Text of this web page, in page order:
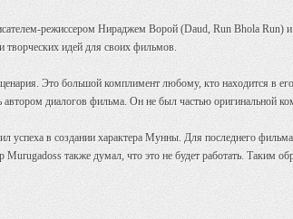
режиссером Нираджем Ворой (Daud, Run Bhola
творческих идей для своих фильмов.
Это большой комплимент любому, кто находится в
диалогов фильма. Он не был частью оригинальной
успеха в создании характера Мунны. Для последнего
также думал, что это не будет работать. Таким